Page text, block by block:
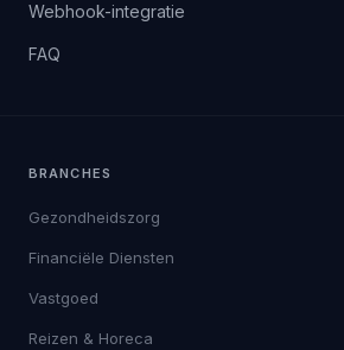
Webhook-integratie
FAQ
BRANCHES
Gezondheidszorg
Financiële Diensten
Vastgoed
Reizen & Horeca